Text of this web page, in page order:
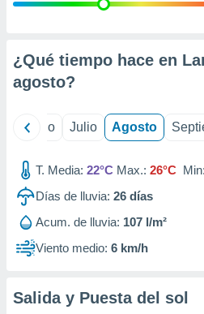
e
mediante
de
1199
¿Qué tiempo hace en
agosto?
Junio Julio Agosto
T. Media: 22°C Max.: 26°C Min:
Días de lluvia: 26 días
Acum. de lluvia: 107 l/m²
Viento medio: 6 km/h
Salida y Puesta del sol